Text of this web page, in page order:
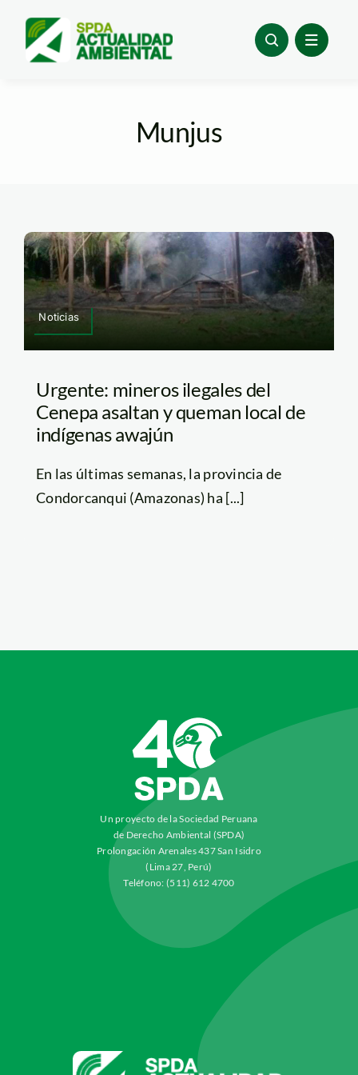
content
Munjus
Noticias
Urgente: mineros ilegales del
Cenepa asaltan y queman local de
indígenas awajún
En las últimas semanas, la provincia de
Condorcanqui (Amazonas) ha [...]
Un proyecto de la Sociedad Peruana
de Derecho Ambiental (SPDA)
Prolongación Arenales 437 San Isidro
(Lima 27, Perú)
Teléfono: (511) 612 4700